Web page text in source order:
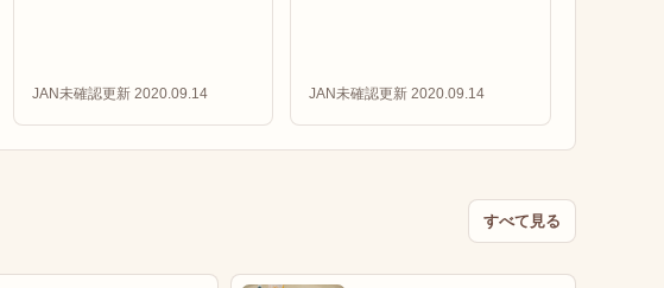
JAN未確認更新 2020.09.14 JAN未確認更新 2020.09.14
すべて見る